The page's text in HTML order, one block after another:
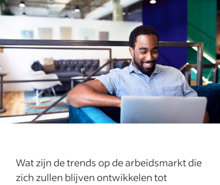
Wat zijn de trends op de arbeidsmarkt die
zich zullen blijven ontwikkelen tot